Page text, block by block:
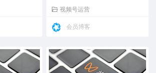
视频号运营
会员博客